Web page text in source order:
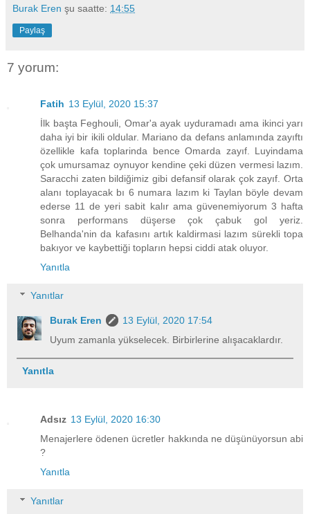
Burak Eren şu saatte: 14:55
Paylaş
7 yorum:
Fatih 13 Eylül, 2020 15:37
İlk başta Feghouli, Omar'a ayak uyduramadı ama ikinci yarı
daha iyi bir ikili oldular. Mariano da defans anlamında zayıftı
özellikle kafa toplarinda bence Omarda zayıf. Luyindama
çok umursamaz oynuyor kendine çeki düzen vermesi lazım.
Saracchi zaten bildiğimiz gibi defansif olarak çok zayıf. Orta
alanı toplayacak bı 6 numara lazım ki Taylan böyle devam
ederse 11 de yeri sabit kalır ama güvenemiyorum 3 hafta
sonra performans düşerse çok çabuk gol yeriz.
Belhanda'nin da kafasını artık kaldirmasi lazım sürekli topa
bakıyor ve kaybettiği topların hepsi ciddi atak oluyor.
Yanıtla
Yanıtlar
Burak Eren
13 Eylül, 2020 17:54
Uyum zamanla yükselecek. Birbirlerine alışacaklardır.
Yanıtla
Adsız 13 Eylül, 2020 16:30
Menajerlere ödenen ücretler hakkında ne düşünüyorsun abi
?
Yanıtla
Yanıtlar